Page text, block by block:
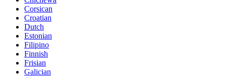
Corsican
Croatian
Dutch
Estonian
Filipino
Finnish
Frisian
Galician